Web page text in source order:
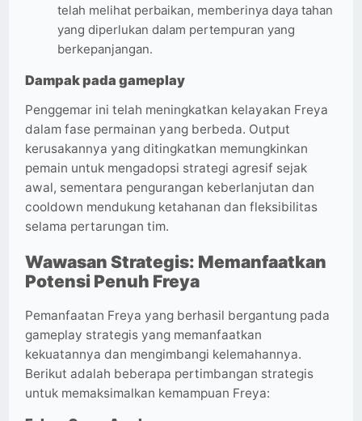
telah melihat perbaikan, memberinya daya tahan
yang diperlukan dalam pertempuran yang
berkepanjangan.
Dampak pada gameplay
Penggemar ini telah meningkatkan kelayakan Freya
dalam fase permainan yang berbeda. Output
kerusakannya yang ditingkatkan memungkinkan
pemain untuk mengadopsi strategi agresif sejak
awal, sementara pengurangan keberlanjutan dan
cooldown mendukung ketahanan dan fleksibilitas
selama pertarungan tim.
Wawasan Strategis: Memanfaatkan
Potensi Penuh Freya
Pemanfaatan Freya yang berhasil bergantung pada
gameplay strategis yang memanfaatkan
kekuatannya dan mengimbangi kelemahannya.
Berikut adalah beberapa pertimbangan strategis
untuk memaksimalkan kemampuan Freya: